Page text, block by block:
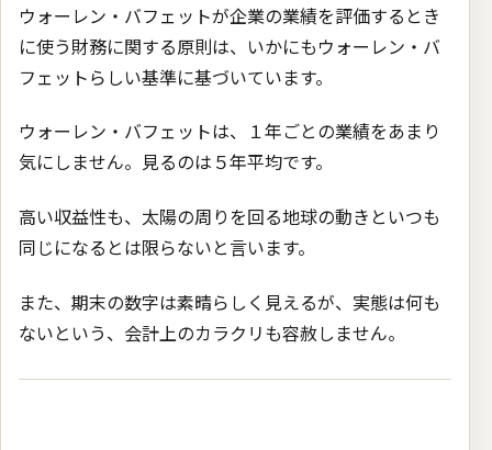
ウォーレン・バフェットが企業の業績を評価するとき
に使う財務に関する原則は、いかにもウォーレン・バ
フェットらしい基準に基づいています。
ウォーレン・バフェットは、１年ごとの業績をあまり
気にしません。見るのは５年平均です。
高い収益性も、太陽の周りを回る地球の動きといつも
同じになるとは限らないと言います。
また、期末の数字は素晴らしく見えるが、実態は何も
ないという、会計上のカラクリも容赦しません。